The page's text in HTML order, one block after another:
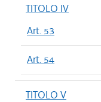
TITOLO IV
Art. 53
Art. 54
TITOLO V